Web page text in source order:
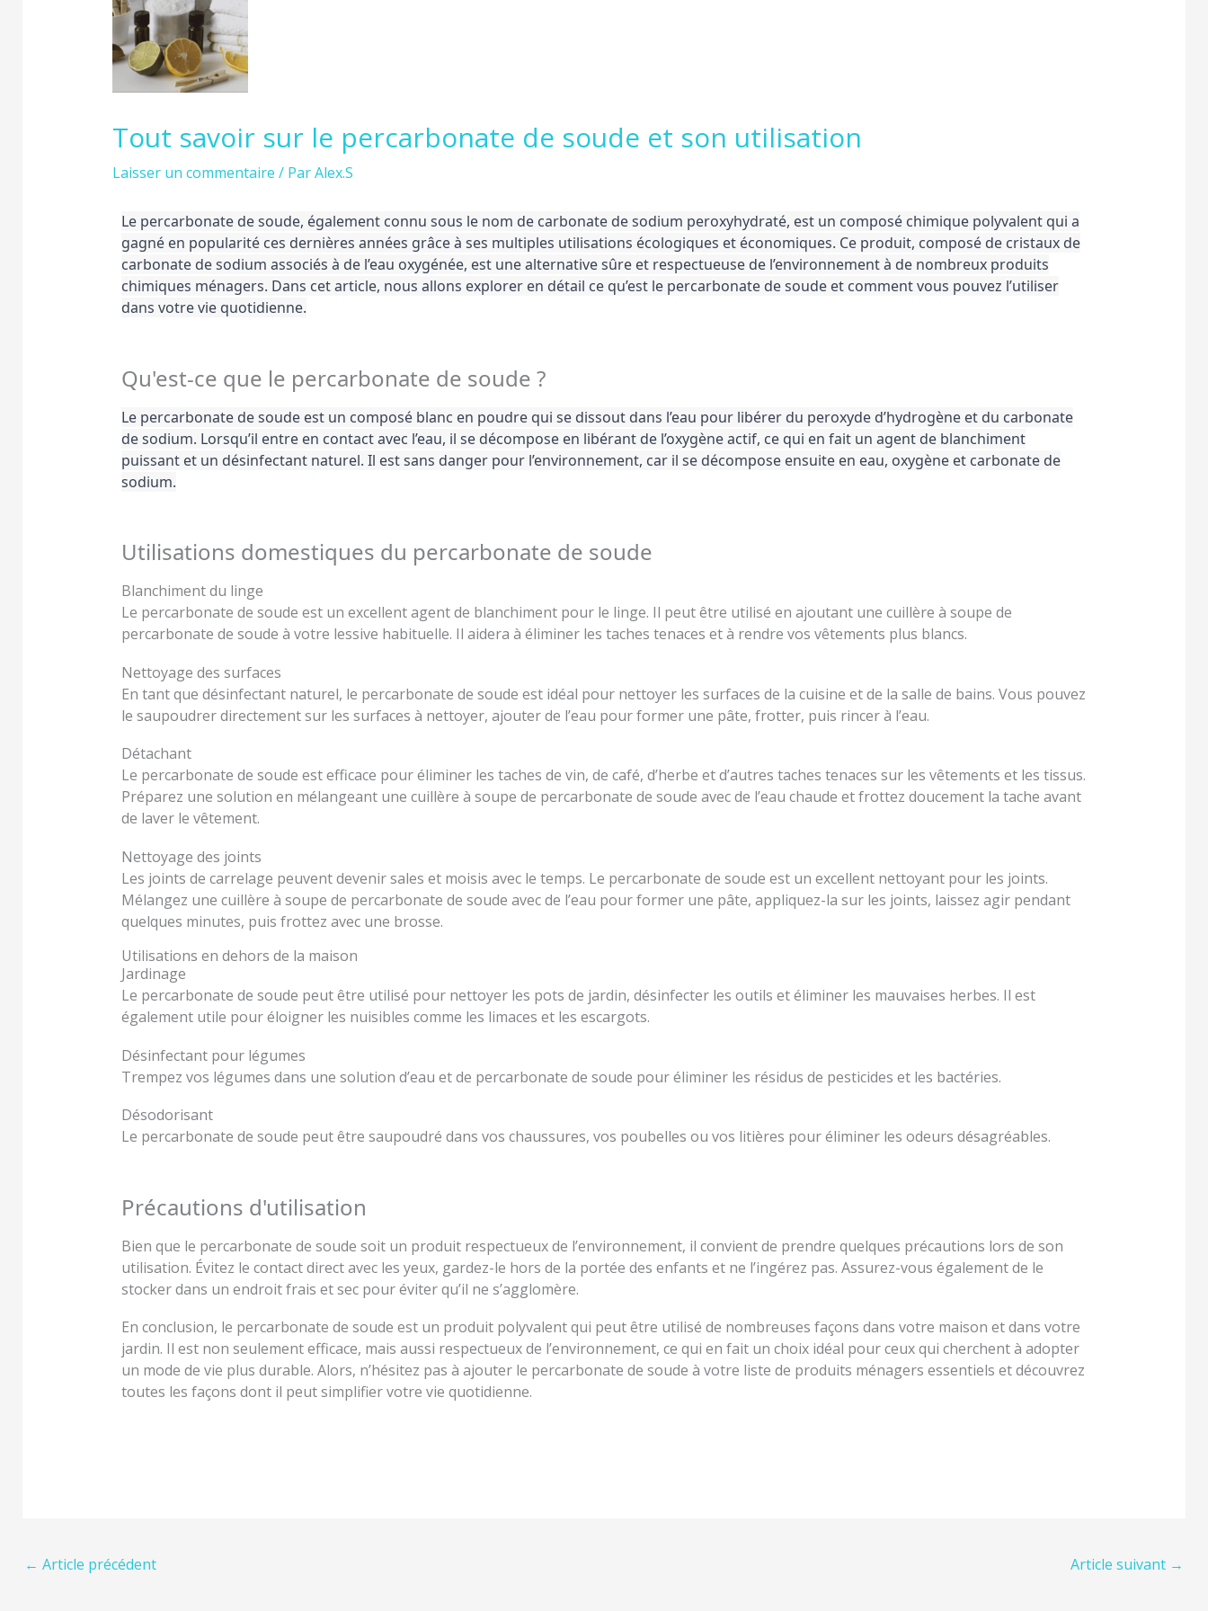
Tout savoir sur le percarbonate de soude et son utilisation
Laisser un commentaire / ParAlex.S
Le percarbonate de soude, également connu sous le nom de carbonate de sodium peroxyhydraté, est un composé chimique polyvalent qui a
gagné en popularité ces dernières années grâce à ses multiples utilisations écologiques et économiques. Ce produit, composé de cristaux de
carbonate de sodium associés à de l’eau oxygénée, est une alternative sûre et respectueuse de l’environnement à de nombreux produits
chimiques ménagers. Dans cet article, nous allons explorer en détail ce qu’est le percarbonate de soude et comment vous pouvez l’utiliser
dans votre vie quotidienne.
Qu'est-ce que le percarbonate de soude ?
Le percarbonate de soude est un composé blanc en poudre qui se dissout dans l’eau pour libérer du peroxyde d’hydrogène et du carbonate
de sodium. Lorsqu’il entre en contact avec l’eau, il se décompose en libérant de l’oxygène actif, ce qui en fait un agent de blanchiment
puissant et un désinfectant naturel. Il est sans danger pour l’environnement, car il se décompose ensuite en eau, oxygène et carbonate de
sodium.
Utilisations domestiques du percarbonate de soude
Blanchiment du linge
Le percarbonate de soude est un excellent agent de blanchiment pour le linge. Il peut être utilisé en ajoutant une cuillère à soupe de
percarbonate de soude à votre lessive habituelle. Il aidera à éliminer les taches tenaces et à rendre vos vêtements plus blancs.
Nettoyage des surfaces
En tant que désinfectant naturel, le percarbonate de soude est idéal pour nettoyer les surfaces de la cuisine et de la salle de bains. Vous pouvez
le saupoudrer directement sur les surfaces à nettoyer, ajouter de l’eau pour former une pâte, frotter, puis rincer à l’eau.
Détachant
Le percarbonate de soude est efficace pour éliminer les taches de vin, de café, d’herbe et d’autres taches tenaces sur les vêtements et les tissus.
Préparez une solution en mélangeant une cuillère à soupe de percarbonate de soude avec de l’eau chaude et frottez doucement la tache avant
de laver le vêtement.
Nettoyage des joints
Les joints de carrelage peuvent devenir sales et moisis avec le temps. Le percarbonate de soude est un excellent nettoyant pour les joints.
Mélangez une cuillère à soupe de percarbonate de soude avec de l’eau pour former une pâte, appliquez-la sur les joints, laissez agir pendant
quelques minutes, puis frottez avec une brosse.
Utilisations en dehors de la maison
Jardinage
Le percarbonate de soude peut être utilisé pour nettoyer les pots de jardin, désinfecter les outils et éliminer les mauvaises herbes. Il est
également utile pour éloigner les nuisibles comme les limaces et les escargots.
Désinfectant pour légumes
Trempez vos légumes dans une solution d’eau et de percarbonate de soude pour éliminer les résidus de pesticides et les bactéries.
Désodorisant
Le percarbonate de soude peut être saupoudré dans vos chaussures, vos poubelles ou vos litières pour éliminer les odeurs désagréables.
Précautions d'utilisation
Bien que le percarbonate de soude soit un produit respectueux de l’environnement, il convient de prendre quelques précautions lors de son
utilisation. Évitez le contact direct avec les yeux, gardez-le hors de la portée des enfants et ne l’ingérez pas. Assurez-vous également de le
stocker dans un endroit frais et sec pour éviter qu’il ne s’agglomère.
En conclusion, le percarbonate de soude est un produit polyvalent qui peut être utilisé de nombreuses façons dans votre maison et dans votre
jardin. Il est non seulement efficace, mais aussi respectueux de l’environnement, ce qui en fait un choix idéal pour ceux qui cherchent à adopter
un mode de vie plus durable. Alors, n’hésitez pas à ajouter le percarbonate de soude à votre liste de produits ménagers essentiels et découvrez
toutes les façons dont il peut simplifier votre vie quotidienne.
← Article précédent Article suivant →